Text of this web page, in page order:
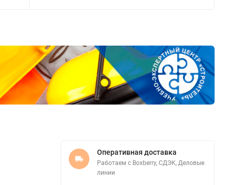
Оперативная доставка
Работаем с Boxberry, СДЭК, Деловые
линии